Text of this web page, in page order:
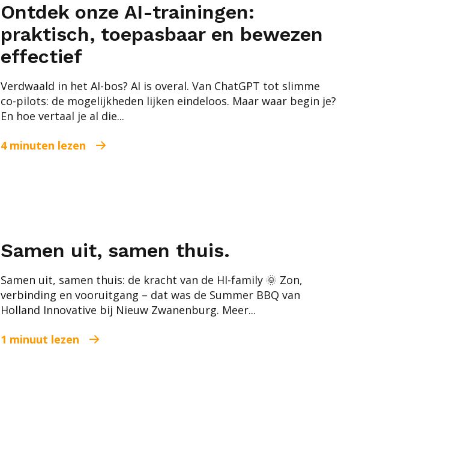
Ontdek onze AI-trainingen:
praktisch, toepasbaar en bewezen
effectief
Verdwaald in het AI-bos? AI is overal. Van ChatGPT tot slimme
co-pilots: de mogelijkheden lijken eindeloos. Maar waar begin je?
En hoe vertaal je al die...
4 minuten lezen
Samen uit, samen thuis.
Samen uit, samen thuis: de kracht van de HI-family 🌞 Zon,
verbinding en vooruitgang – dat was de Summer BBQ van
Holland Innovative bij Nieuw Zwanenburg. Meer...
1 minuut lezen